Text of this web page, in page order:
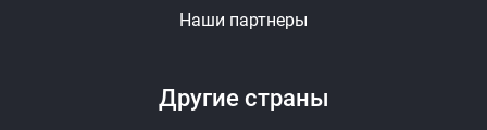
Другие страны
Наши партнеры